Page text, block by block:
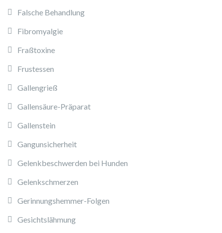
Falsche Behandlung
Fibromyalgie
Fraßtoxine
Frustessen
Gallengrieß
Gallensäure-Präparat
Gallenstein
Gangunsicherheit
Gelenkbeschwerden bei Hunden
Gelenkschmerzen
Gerinnungshemmer-Folgen
Gesichtslähmung